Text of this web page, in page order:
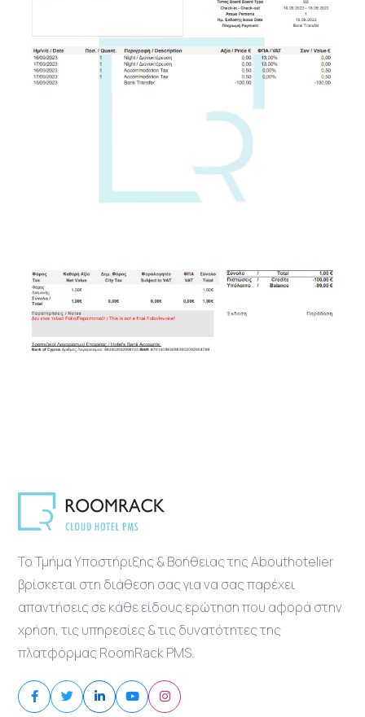
Το Τμήμα Υποστήριξης & Βοήθειας της Abouthotelier
βρίσκεται στη διάθεση σας για να σας παρέχει
απαντήσεις σε κάθε είδους ερώτηση που αφορά στην
χρήση, τις υπηρεσίες & τις δυνατότητες της
πλατφόρμας RoomRack PMS.